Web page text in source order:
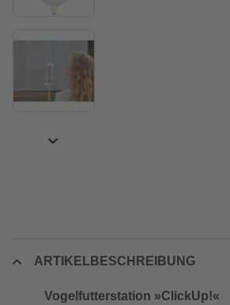
ARTIKELBESCHREIBUNG
Vogelfutterstation »ClickUp!«